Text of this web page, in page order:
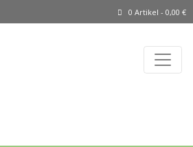
0 Artikel - 0,00 €